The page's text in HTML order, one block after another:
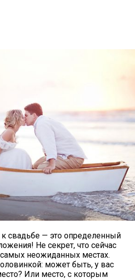
свадьбе — это определенный
Не секрет, что сейчас
неожиданных местах.
может быть, у вас
Или место, с которым